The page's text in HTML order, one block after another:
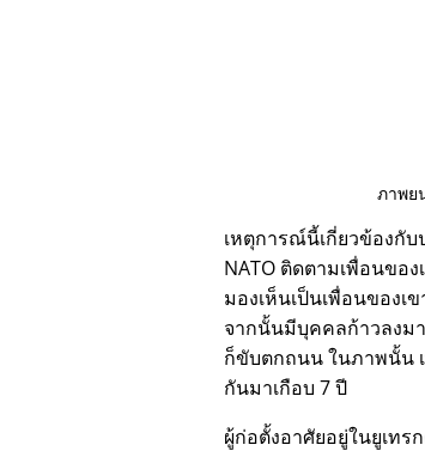
ภาพ
เหตุการณ์นี้เกี่ยวข้องกั
NATO ติดตามเพื่อนขอ
มองเห็นเป็นเพื่อนของ
จากนั้นมีบุคคลก้าวลงม
ก็ขับตกถนน ในภาพนั้น
กันมาเกือบ 7 ปี
ผู้ก่อตั้งอาศัยอยู่ในยูเทร